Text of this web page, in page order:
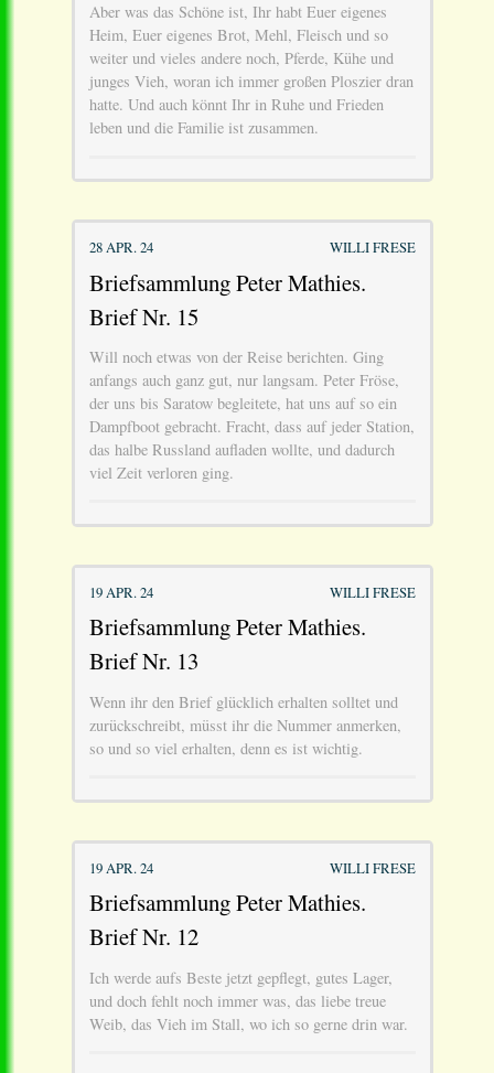
Aber was das Schöne ist, Ihr habt Euer eigenes
Heim, Euer eigenes Brot, Mehl, Fleisch und so
weiter und vieles andere noch, Pferde, Kühe und
junges Vieh, woran ich immer großen Ploszier dran
hatte. Und auch könnt Ihr in Ruhe und Frieden
leben und die Familie ist zusammen.
28 APR. 24 WILLI FRESE
Briefsammlung Peter Mathies.
Brief Nr. 15
Will noch etwas von der Reise berichten. Ging
anfangs auch ganz gut, nur langsam. Peter Fröse,
der uns bis Saratow begleitete, hat uns auf so ein
Dampfboot gebracht. Fracht, dass auf jeder Station,
das halbe Russland aufladen wollte, und dadurch
viel Zeit verloren ging.
19 APR. 24 WILLI FRESE
Briefsammlung Peter Mathies.
Brief Nr. 13
Wenn ihr den Brief glücklich erhalten solltet und
zurückschreibt, müsst ihr die Nummer anmerken,
so und so viel erhalten, denn es ist wichtig.
19 APR. 24 WILLI FRESE
Briefsammlung Peter Mathies.
Brief Nr. 12
Ich werde aufs Beste jetzt gepflegt, gutes Lager,
und doch fehlt noch immer was, das liebe treue
Weib, das Vieh im Stall, wo ich so gerne drin war.